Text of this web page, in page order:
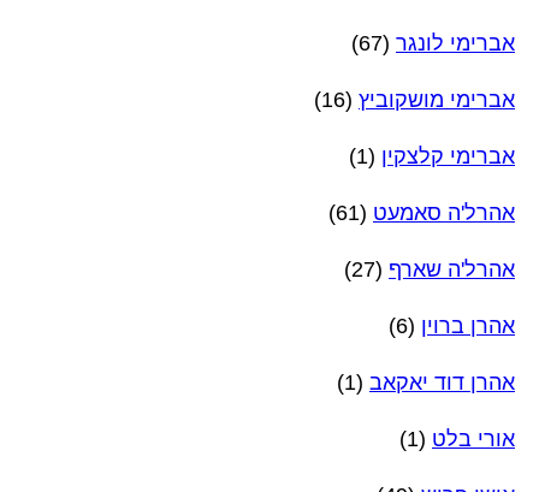
אברימי לונגר (67)
אברימי מושקוביץ (16)
אברימי קלצקין (1)
אהרל'ה סאמעט (61)
אהרל'ה שארף (27)
אהרן ברוין (6)
אהרן דוד יאקאב (1)
אורי בלט (1)